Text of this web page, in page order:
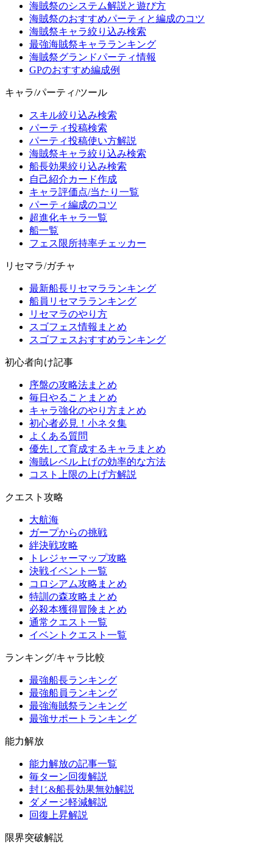
海賊祭のシステム解説と遊び方
海賊祭のおすすめパーティと編成のコツ
海賊祭キャラ絞り込み検索
最強海賊祭キャラランキング
海賊祭グランドパーティ情報
GPのおすすめ編成例
キャラ/パーティ/ツール
スキル絞り込み検索
パーティ投稿検索
パーティ投稿使い方解説
海賊祭キャラ絞り込み検索
船長効果絞り込み検索
自己紹介カード作成
キャラ評価点/当たり一覧
パーティ編成のコツ
超進化キャラ一覧
船一覧
フェス限所持率チェッカー
リセマラ/ガチャ
最新船長リセマラランキング
船員リセマラランキング
リセマラのやり方
スゴフェス情報まとめ
スゴフェスおすすめランキング
初心者向け記事
序盤の攻略法まとめ
毎日やることまとめ
キャラ強化のやり方まとめ
初心者必見！小ネタ集
よくある質問
優先して育成するキャラまとめ
海賊レベル上げの効率的な方法
コスト上限の上げ方解説
クエスト攻略
大航海
ガープからの挑戦
絆決戦攻略
トレジャーマップ攻略
決戦イベント一覧
コロシアム攻略まとめ
特訓の森攻略まとめ
必殺本獲得冒険まとめ
通常クエスト一覧
イベントクエスト一覧
ランキング/キャラ比較
最強船長ランキング
最強船員ランキング
最強海賊祭ランキング
最強サポートランキング
能力解放
能力解放の記事一覧
毎ターン回復解説
封じ&船長効果無効解説
ダメージ軽減解説
回復上昇解説
限界突破解説